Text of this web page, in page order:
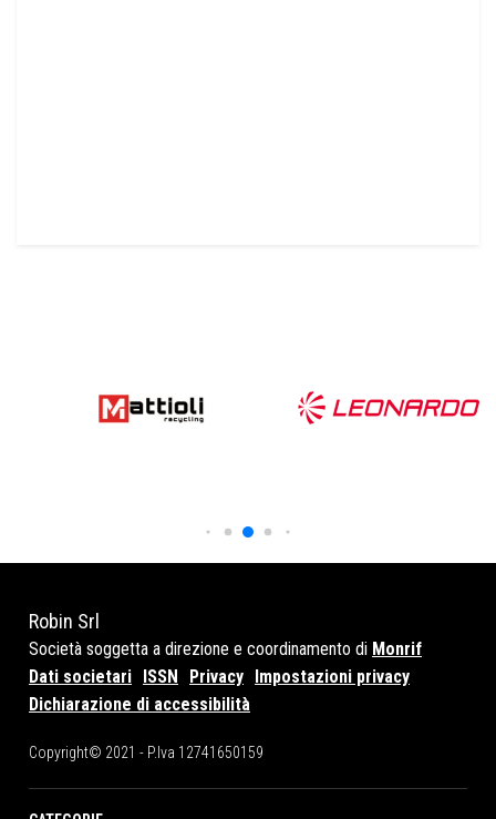
Robin Srl
Società soggetta a direzione e coordinamento di Monrif
Dati societari
ISSN Privacy
Impostazioni privacy
Dichiarazione di accessibilità
Copyright© 2021 - P.Iva 12741650159